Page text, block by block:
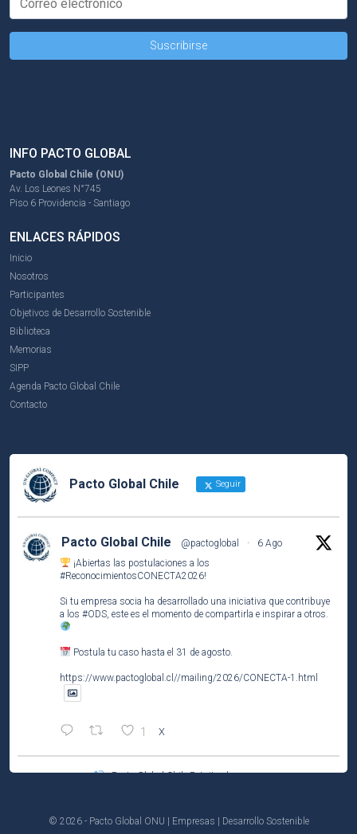
INFO PACTO GLOBAL
Pacto Global Chile (ONU)
Av. Los Leones N°745
Piso 6 Providencia - Santiago
ENLACES RÁPIDOS
Inicio
Nosotros
Participantes
Objetivos de Desarrollo Sostenible
Biblioteca
Memorias
SIPP
Agenda Pacto Global Chile
Contacto
Pacto Global Chile Seguir
Pacto Global Chile @pactoglobal ·
6 Ago
¡Abiertas las postulaciones a los
#ReconocimientosCONECTA2026!
Si tu empresa socia ha desarrollado una iniciativa que contribuye
a los #ODS , este es el momento de compartirla e inspirar a otros.
Postula tu caso hasta el 31 de agosto.
https://www.pactoglobal.cl//mailing/2026/CONECTA-1.html
1 X
Pacto Global Chile Retuiteado
Participa del tercer encuentro del ciclo El Caso de Negocio de la
© 2026 - Pacto Global ONU | Empresas | Desarrollo Sostenible